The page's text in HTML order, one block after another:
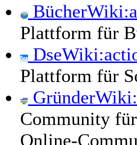
Plattform für
Plattform für
Community
Online-